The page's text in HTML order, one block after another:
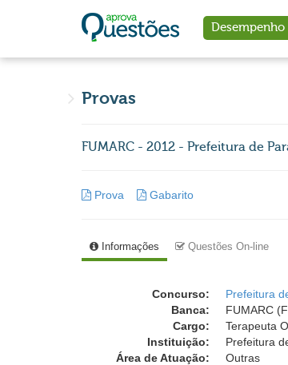
Desempenho
Provas
FUMARC - 2012 - Prefeitura de
Prova Gabarito
Informações Questões On-line
Concurso:
Prefeitura
Banca:
FUMARC
Cargo:
Terapeuta
Instituição:
Prefeitura
Área de Atuação:
Outras